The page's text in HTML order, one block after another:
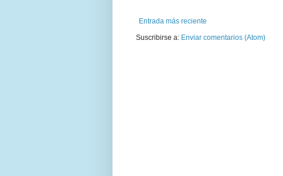
Entrada más reciente
Suscribirse a: Enviar comentarios (Atom)